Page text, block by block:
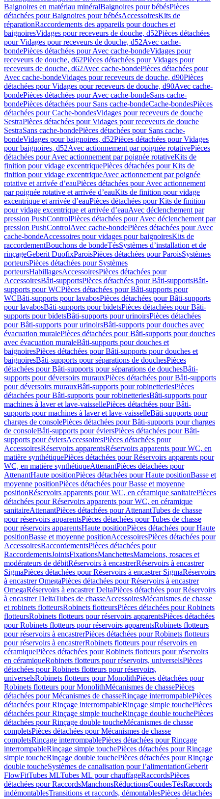
Baignoires en matériau minéralBaignoires pour bébésPièces
détachées pour Baignoires pour bébésAccessoiresKits de
réparationRaccordements des appareils pour douches et
baignoiresVidages pour receveurs de douche, d52Pièces détachées
pour Vidages pour receveurs de douche, d52Avec cache-
bondePièces détachées pour Avec cache-bondeVidages pour
receveurs de douche, d62Pièces détachées pour Vidages pour
receveurs de douche, d62Avec cache-bondePièces détachées pour
Avec cache-bondeVidages pour receveurs de douche, d90Pièces
détachées pour Vidages pour receveurs de douche, d90Avec cache-
bondePièces détachées pour Avec cache-bondeSans cache-
bondePièces détachées pour Sans cache-bondeCache-bondesPièces
détachées pour Cache-bondesVidages pour receveurs de douche
SestraPièces détachées pour Vidages pour receveurs de douche
SestraSans cache-bondePièces détachées pour Sans cache-
bondeVidages pour baignoires, d52Pièces détachées pour Vidages
pour baignoires, d52Avec actionnement par poignée rotativePièces
détachées pour Avec actionnement par poignée rotativeKits de
finition pour vidage excentriquePièces détachées pour Kits de
finition pour vidage excentriqueAvec actionnement par poignée
rotative et arrivée d’eauPièces détachées pour Avec actionnement
par poignée rotative et arrivée d’eauKits de finition pour vidage
excentrique et arrivée d’eauPièces détachées pour Kits de finition
pour vidage excentrique et arrivée d’eauAvec déclenchement par
pression PushControlPièces détachées pour Avec déclenchement par
pression PushControlAvec cache-bondePièces détachées pour Avec
cache-bondeAccessoires pour vidages pour baignoiresKits de
raccordementBouchons de bondeTésSystèmes d’installation et de
rinçageGeberit DuofixParoisPièces détachées pour ParoisSystèmes
porteursPièces détachées pour Systèmes
porteursHabillagesAccessoiresPièces détachées pour
AccessoiresBâti-supportsPièces détachées pour Bâti-supportsBâti-
supports pour WCPièces détachées pour Bâti-supports pour
WCBâti-supports pour lavabosPièces détachées pour Bâti-supports
pour lavabosBâti-supports pour bidetsPièces détachées pour Bâti-
supports pour bidetsBâti-supports pour urinoirsPièces détachées
pour Bâti-supports pour urinoirsBâti-supports pour douches avec
évacuation muralePièces détachées pour Bâti-supports pour douches
avec évacuation muraleBâti-supports pour douches et
baignoiresPièces détachées pour Bâti-supports pour douches et
baignoiresBâti-supports pour séparations de douchesPièces
détachées pour Bâti-supports pour séparations de douchesBâti-
supports pour déversoirs murauxPièces détachées pour Bâti-supports
pour déversoirs murauxBâti-supports pour robinetteriesPièces
détachées pour Bâti-supports pour robinetteriesBâti-supports pour
machines à laver et lave-vaissellePièces détachées pour Bâti-
supports pour machines à laver et lave-vaisselleBâti-supports pour
charges de consolePièces détachées pour Bâti-supports pour charges
de consoleBâti-supports pour éviersPièces détachées pour Bâti-
supports pour éviersAccessoiresPièces détachées pour
AccessoiresRéservoirs apparentsRéservoirs apparents pour WC, en
matière synthétiquePièces détachées pour Réservoirs apparents pour
WC, en matière synthétiqueAttenantPièces détachées pour
AttenantHaute positionPièces détachées pour Haute positionBasse et
moyenne positionPièces détachées pour Basse et moyenne
positionRéservoirs apparents pour WC, en céramique sanitairePièces
détachées pour Réservoirs apparents pour WC, en céramique
sanitaireAttenantPièces détachées pour AttenantTubes de chasse
pour réservoirs apparentsPièces détachées pour Tubes de chasse
pour réservoirs apparentsHaute positionPièces détachées pour Haute
positionBasse et moyenne positionAccessoiresPièces détachées pour
AccessoiresRaccordementsPièces détachées pour
RaccordementsJointsFixationsManchettesMamelons, rosaces et
modérateurs de débitRéservoirs à encastrerRéservoirs à encastrer
SigmaPièces détachées pour Réservoirs à encastrer SigmaRéservoirs
à encastrer OmegaPièces détachées pour Réservoirs à encastrer
OmegaRéservoirs à encastrer DeltaPièces détachées pour Réservoirs
à encastrer DeltaTubes de chasseAccessoiresMécanismes de chasse
et robinets flotteursRobinets flotteursPièces détachées pour Robinets
flotteursRobinets flotteurs pour réservoirs apparentsPièces détachées
pour Robinets flotteurs pour réservoirs apparentsRobinets flotteurs
pour réservoirs à encastrerPièces détachées pour Robinets flotteurs
pour réservoirs à encastrerRobinets flotteurs pour réservoirs en
céramiquePièces détachées pour Robinets flotteurs pour réservoirs
en céramiqueRobinets flotteurs pour réservoirs, universelsPièces
détachées pour Robinets flotteurs pour réservoirs,
universelsRobinets flotteurs pour MonolithPièces détachées pour
Robinets flotteurs pour MonolithMécanismes de chassePièces
détachées pour Mécanismes de chasseRinçage interrompablePièces
détachées pour Rinçage interrompableRinçage simple touchePièces
détachées pour Rinçage simple toucheRinçage double touchePièces
détachées pour Rinçage double toucheMécanismes de chasse
completsPièces détachées pour Mécanismes de chasse
completsRinçage interrompablePièces détachées pour Rinçage
interrompableRinçage simple touchePièces détachées pour Rinçage
simple toucheRinçage double touchePièces détachées pour Rinçage
double toucheSystèmes de canalisation pour l’alimentationGeberit
FlowFitTubes MLTubes ML pour chauffageRaccordsPièces
détachées pour RaccordsManchonsRéductionsCoudesTésRaccords
indémontablesTransitions et raccords, démontablesPièces détachées